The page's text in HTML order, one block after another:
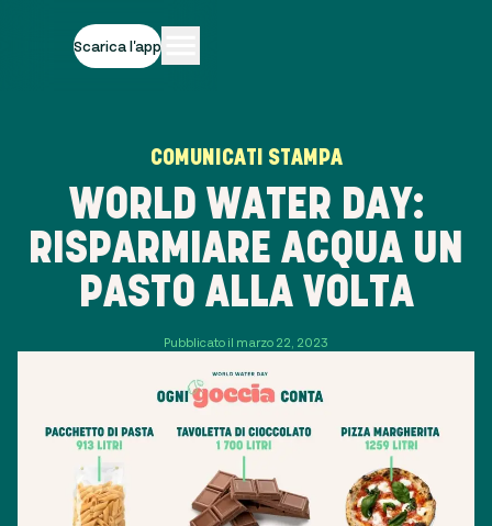
Scarica l'app
COMUNICATI STAMPA
WORLD WATER DAY:
RISPARMIARE ACQUA UN
PASTO ALLA VOLTA
Pubblicato il marzo 22, 2023